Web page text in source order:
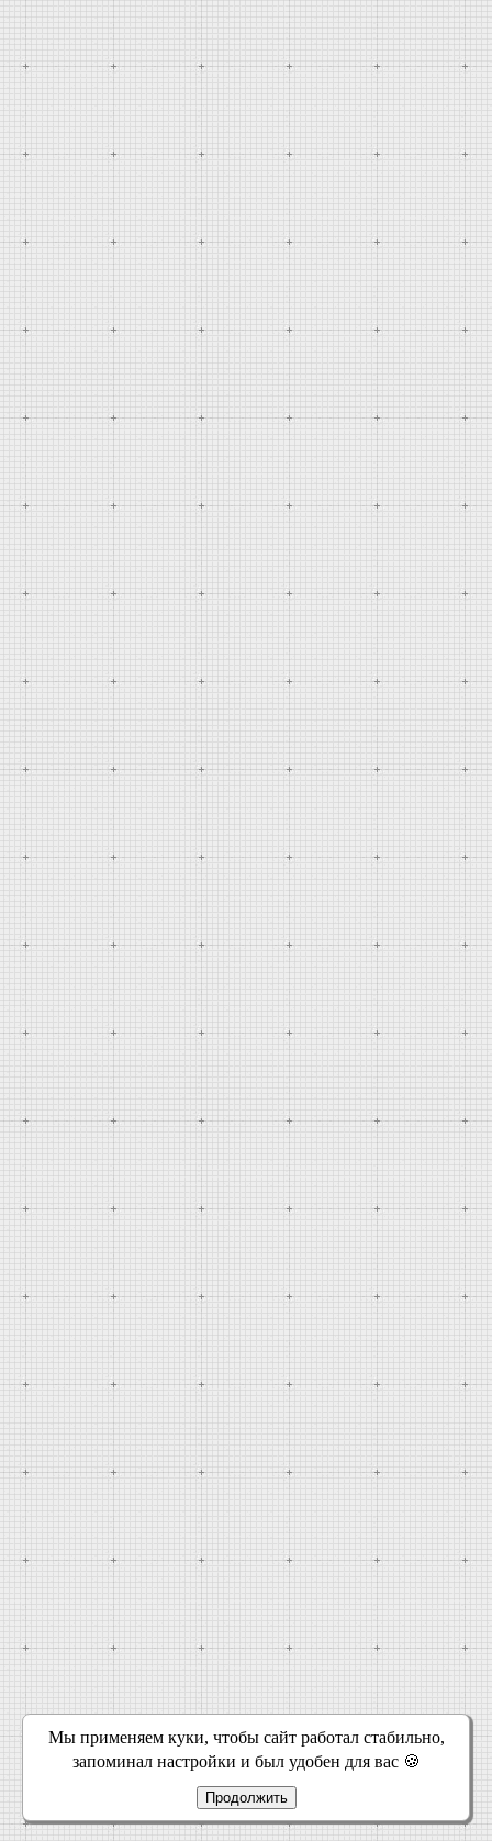
Мы применяем куки, чтобы сайт работал стабильно,
запоминал настройки и был удобен для вас 🍪
Продолжить